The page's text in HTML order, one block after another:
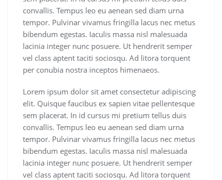
convallis. Tempus leo eu aenean sed diam urna
tempor. Pulvinar vivamus fringilla lacus nec metus
bibendum egestas. Iaculis massa nisl malesuada
lacinia integer nunc posuere. Ut hendrerit semper
vel class aptent taciti sociosqu. Ad litora torquent
per conubia nostra inceptos himenaeos.
Lorem ipsum dolor sit amet consectetur adipiscing
elit. Quisque faucibus ex sapien vitae pellentesque
sem placerat. In id cursus mi pretium tellus duis
convallis. Tempus leo eu aenean sed diam urna
tempor. Pulvinar vivamus fringilla lacus nec metus
bibendum egestas. Iaculis massa nisl malesuada
lacinia integer nunc posuere. Ut hendrerit semper
vel class aptent taciti sociosqu. Ad litora torquent